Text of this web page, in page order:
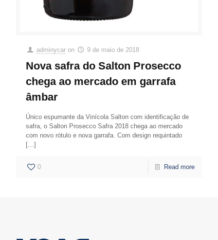
adminycar on 9 de maio de 2018
Nova safra do Salton Prosecco
chega ao mercado em garrafa
âmbar
Único espumante da Vinícola Salton com identificação de
safra, o Salton Prosecco Safra 2018 chega ao mercado
com novo rótulo e nova garrafa. Com design requintado
[…]
0 Read more